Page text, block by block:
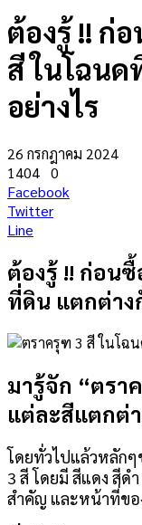
ต้องรู้ !! ก่
สี ในโฉน
อย่างไร
26 กรกฎาคม 2024
1404 0
Facebook
Twitter
Line
ต้องรู้ !! ก่อน
ที่ดิน แตกต่าง
มารู้จัก “ตรา
แต่ละสีแตกต่
โดยทั่วไปแล้วหลัก
3 สี โดยมี สีแดง สีด
สำคัญ และหน้าที่ข